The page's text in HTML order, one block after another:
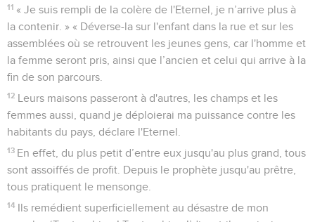
11 « Je suis rempli de la colère de l'Eternel, je n’arrive plus à
la contenir. » « Déverse-la sur l'enfant dans la rue et sur les
assemblées où se retrouvent les jeunes gens, car l'homme et
la femme seront pris, ainsi que l’ancien et celui qui arrive à la
fin de son parcours.
12 Leurs maisons passeront à d'autres, les champs et les
femmes aussi, quand je déploierai ma puissance contre les
habitants du pays, déclare l'Eternel.
13 En effet, du plus petit d’entre eux jusqu'au plus grand, tous
sont assoiffés de profit. Depuis le prophète jusqu'au prêtre,
tous pratiquent le mensonge.
14 Ils remédient superficiellement au désastre de mon